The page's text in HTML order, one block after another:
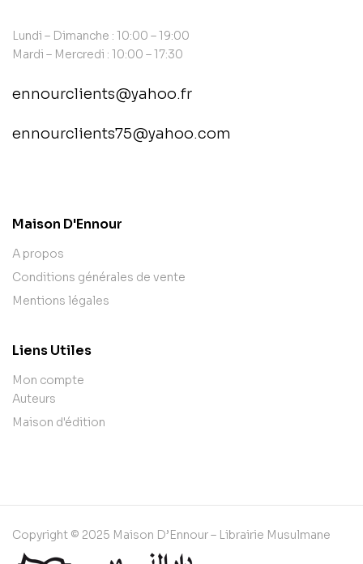
Lundi – Dimanche : 10:00 – 19:00
Mardi – Mercredi : 10:00 – 17:30
ennourclients@yahoo.fr
ennourclients75@yahoo.com
Maison D'Ennour
A propos
Conditions générales de vente
Mentions légales
Liens Utiles
Mon compte
Auteurs
Maison d'édition
Copyright © 2025 Maison D’Ennour – Librairie Musulmane